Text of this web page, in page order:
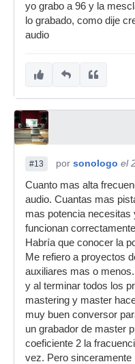
yo grabo a 96 y la
lo grabado, como dije
audio
#13 por sonologo el
Cuanto mas alta
audio. Cuantas mas
mas potencia necesitas
funcionan
Habría que conocer la
Me refiero a proyectos
auxiliares mas o
y al terminar todos los
mastering y master
muy buen conversor
un grabador de master
coeficiente 2 la
vez. Pero sinceramente